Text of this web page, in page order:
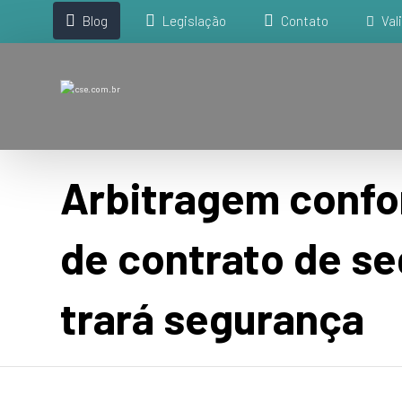
Blog Legislação Contato
Arbitragem
de contrato de
trará segurança